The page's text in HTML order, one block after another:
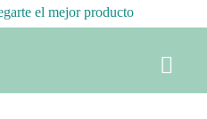
el mejor producto